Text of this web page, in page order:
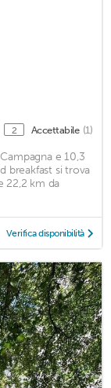
2 Accettabile (1)
e 10,3
breakfast si trova
22,2 km da
Verifica disponibilità